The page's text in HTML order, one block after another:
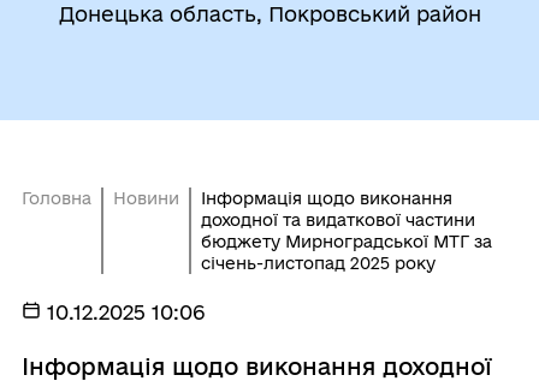
Донецька область, Покровський район
Головна Новини
Інформація щодо виконання
доходної та видаткової частини
бюджету Мирноградської МТГ за
січень-листопад 2025 року
10.12.2025 10:06
Інформація щодо виконання доходної